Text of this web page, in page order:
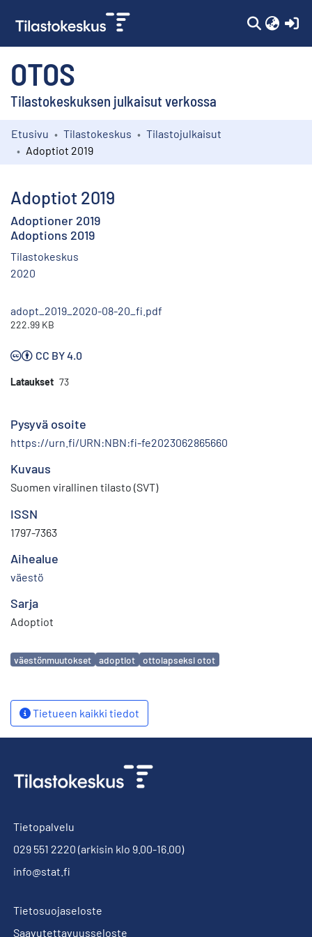
OTOS
Tilastokeskuksen julkaisut verkossa
Kokoelmat
Etusivu Tilastokeskus
Tilastojulkaisut
Adoptiot 2019
Adoptiot 2019
Adoptioner 2019
Adoptions 2019
Tilastokeskus
2020
adopt_2019_2020-08-20_fi.pdf
222.99 KB
CC BY 4.0
Lataukset 73
Pysyvä osoite
https://urn.fi/URN:NBN:fi-fe2023062865660
Kuvaus
Suomen virallinen tilasto (SVT)
ISSN
1797-7363
Aihealue
väestö
Sarja
Adoptiot
Avainsanat
väestönmuutokset adoptiot ottolapseksi otot
Tietueen kaikki tiedot
Tietopalvelu
029 551 2220 (arkisin klo 9.00-16.00)
info@stat.fi
Tietosuojaseloste
Saavutettavuusseloste